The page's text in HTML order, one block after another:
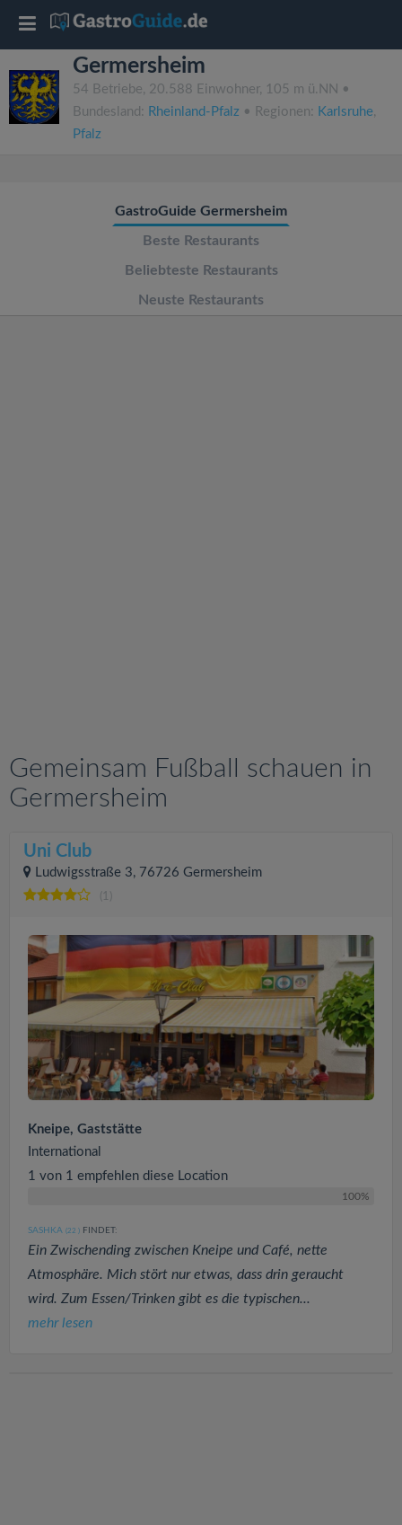
Germersheim
54 Betriebe, 20.588 Einwohner, 105 m ü.NN •
Bundesland: Rheinland-Pfalz • Regionen: Karlsruhe,
Pfalz
GastroGuide Germersheim
Beste Restaurants
Beliebteste Restaurants
Neuste Restaurants
Gemeinsam Fußball schauen in
Germersheim
Uni Club
Ludwigsstraße 3, 76726 Germersheim
(1)
Kneipe, Gaststätte
International
1 von 1 empfehlen diese Location
100%
SASHKA (22 ) FINDET:
Ein Zwischending zwischen Kneipe und Café, nette
Atmosphäre. Mich stört nur etwas, dass drin geraucht
wird. Zum Essen/Trinken gibt es die typischen...
mehr lesen
T
o
g